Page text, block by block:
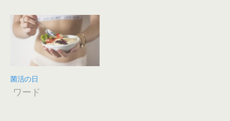
菌活の日
ワード